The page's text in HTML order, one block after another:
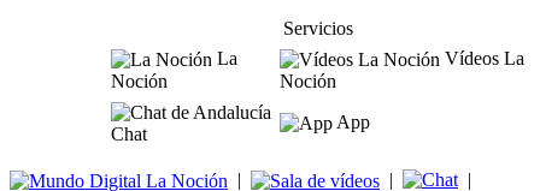
Servicios
La
Noción
Vídeos La
Noción
Chat
App
| |
|